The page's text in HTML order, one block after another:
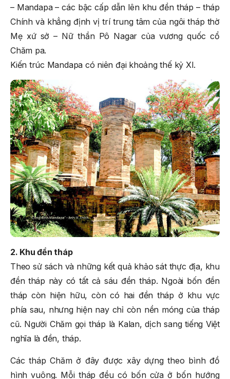
– Mandapa – các bậc cấp dẫn lên khu đền tháp – tháp
Chính và khẳng định vị trí trung tâm của ngôi tháp thờ
Mẹ xứ sở – Nữ thần Pô Nagar của vương quốc cổ
Chăm pa.
Kiến trúc Mandapa có niên đại khoảng thế kỷ XI.
2. Khu đền tháp
Theo sử sách và những kết quả khảo sát thực địa, khu
đền tháp này có tất cả sáu đền tháp. Ngoài bốn đền
tháp còn hiện hữu, còn có hai đền tháp ở khu vực
phía sau, nhưng hiện nay chỉ còn nền móng của tháp
cũ. Người Chăm gọi tháp là Kalan, dịch sang tiếng Việt
nghĩa là đền, tháp.
Các tháp Chăm ở đây được xây dựng theo bình đồ
hình vuông. Mỗi tháp đều có bốn cửa ở bốn hướng